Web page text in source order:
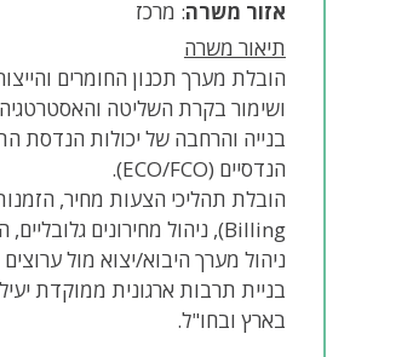
אזור משרה: מרכז
תיאור משרה
הובלת מערך תכנון החומרים
ושימור בקרת השליטה
הנדסיים (ECO/FCO).
Billing), ניהול מחירונים גלובליים, התחשבנות בין-חברתית (Inter-company) וגבייה.
ניהול מערך היבוא/יצוא מול
בניית תרבות ארגונית ממוקדת
בארץ ובחו"ל.